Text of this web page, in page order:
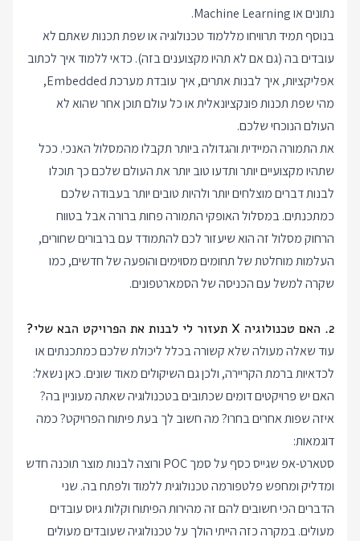
נתונים או Machine Learning.
בנוסף תמיד תרוויחו מללמוד טכנולוגיה או שפת תכנות שאתם לא
עובדים בה (גם אם לא תהיו מקצוענים בזה). כדאי ללמוד איך לכתוב
אפליקציות, איך לבנות אתרים, איך עובדת מערכת Embedded,
מהי שפת תכנות פונקציונאלית או כל עולם תוכן אחר שהוא לא
העולם הנוכחי שלכם.
את התמורה המיידית והגדולה ביותר תקבלו מהמסלול האנכי. ככל
שתהיו מקצועיים יותר ותדעו טוב יותר את העולם שלכם כך תוכלו
לבנות דברים מוצלחים יותר ולהיות טובים יותר בעבודה שלכם
כמתכנתים. במסלול האופקי התמורה פחות ברורה אבל בטווח
הרחוק מסלול זה הוא שיעזור לכם להתמודד עם ברבורים שחורים,
העלמות מוחלטת של תחומים מסוימים והופעה של חדשים, כמו
שקרה למשל עם הכניסה של הסמארטפונים.
2. האם טכנולוגיה X תעזור לי לבנות את הפרויקט הבא שלי?
עוד שאלה מעולה שלא קשורה בכלל ליכולת שלכם כמתכנתים או
לכדאיות ברמת הקריירה, ולכן גם השיקולים מאוד שונים. כאן נשאל:
האם יש פרויקטים דומים שכתובים בטכנולוגיה שאתה מעוניין בה?
איזה שפות אחרים בחרו? מה חשוב לך בעת פיתוח הפרויקט? כמה
דוגמאות:
סטארט-אפ שגייס כסף על סמך POC ורוצה לבנות מוצר תוכנה חדש
ומדליק ומחפש פלטפורמה טכנולוגית ללמוד ולפתח בה. שני
הדברים הכי חשובים להם זה מהירות הפיתוח וקלות גיוס עובדים
מעולים. במקרה כזה הייתי הולך על טכנולוגיה שעובדים מעולים